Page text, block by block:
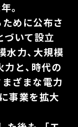
。
めに公布さ
づいて設立
水力、大規模
力と、時代の
ざまな電力
事業を拡大